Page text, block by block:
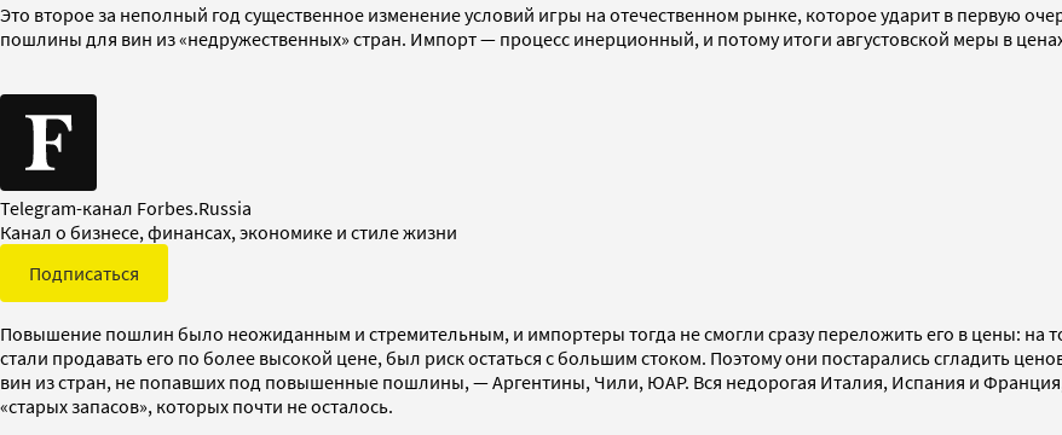
Это второе за неполный год существенное изменение условий игры на отечественном рынке, которое ударит в первую
пошлины для вин из «недружественных» стран. Импорт — процесс инерционный, и потому итоги августовской меры в
Telegram-канал Forbes.Russia
Канал о бизнесе, финансах, экономике и стиле жизни
Подписаться
Повышение пошлин было неожиданным и стремительным, и импортеры тогда не смогли сразу переложить его в цены: на
стали продавать его по более высокой цене, был риск остаться с большим стоком. Поэтому они постарались сгладить
вин из стран, не попавших под повышенные пошлины, — Аргентины, Чили, ЮАР. Вся недорогая Италия, Испания и
«старых запасов», которых почти не осталось.